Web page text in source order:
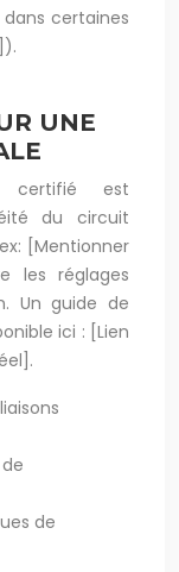
certaines
UNE
certifié est
du circuit
[Mentionner
les réglages
Un guide de
ici : [Lien
de